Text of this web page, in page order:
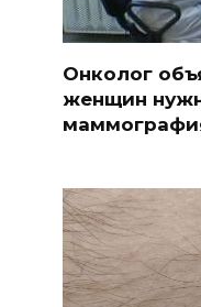
Онколог
женщин